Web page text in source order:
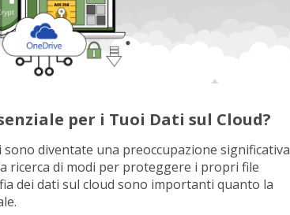
per i Tuoi Dati sul Cloud?
sono diventate una preoccupazione significativa
ricerca di modi per proteggere i propri file
dei dati sul cloud sono importanti quanto la